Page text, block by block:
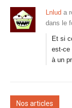
Lnlud a
dans le
Et si
est-ce
à un
Nos articles